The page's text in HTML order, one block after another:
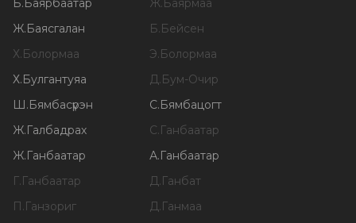
Б.Баярбаатар Ж.Баярмаа
Ж.Баясгалан Б.Бейсен
Х.Болормаа Э.Болормаа
Х.Булгантуяа Д.Бум-Очир
Ш.Бямбасүрэн С.Бямбацогт
Ж.Галбадрах С.Ганбаатар
Ж.Ганбаатар А.Ганбаатар
Г.Ганбаатар Д.Ганбат
П.Ганзориг Д.Ганмаа